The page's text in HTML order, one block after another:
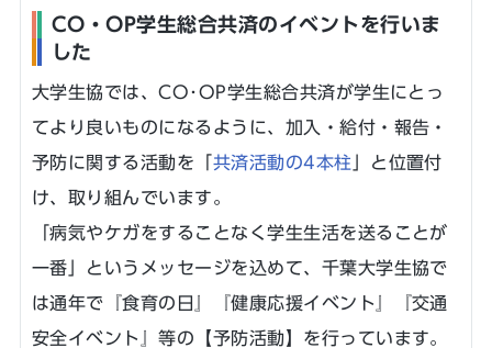
CO・OP学生総合共済のイベントを行いま
した
大学生協では、CO･OP学生総合共済が学生にとっ
てより良いものになるように、加入・給付・報告・
予防に関する活動を「 共済活動の4本柱 」と位置付
け、取り組んでいます。
「病気やケガをすることなく学生生活を送ることが
一番」というメッセージを込めて、千葉大学生協で
は通年で『食育の日』『健康応援イベント』『交通
安全イベント』等の【予防活動】を行っています。